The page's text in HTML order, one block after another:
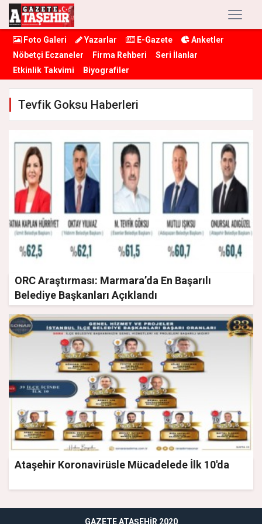
Foto Galeri Yazarlar E-Gazete
Anketler
Nöbetçi Eczaneler
Firma Rehberi
Seri İlanlar
Etkinlik Takvimi
Biyografiler
Tevfik Goksu Haberleri
ORC Araştırması: Marmara’da En Başarılı
Belediye Başkanları Açıklandı
Ataşehir Koronavirüsle Mücadelede İlk 10'da
GAZETE ATAŞEHIR 2020